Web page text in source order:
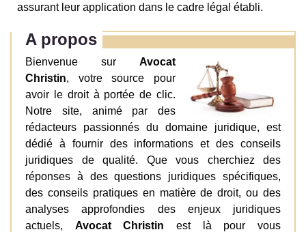
assurant leur application dans le cadre légal établi.
A propos
Bienvenue sur Avocat
Christin, votre source pour
avoir le droit à portée de clic.
Notre site, animé par des
rédacteurs passionnés du domaine juridique, est
dédié à fournir des informations et des conseils
juridiques de qualité. Que vous cherchiez des
réponses à des questions juridiques spécifiques,
des conseils pratiques en matière de droit, ou des
analyses approfondies des enjeux juridiques
actuels, Avocat Christin est là pour vous